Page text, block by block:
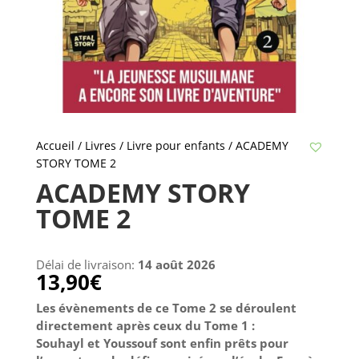
Accueil / Livres / Livre pour enfants / ACADEMY
STORY TOME 2
ACADEMY STORY
TOME 2
Délai de livraison: 14 août 2026
13,90€
Les évènements de ce Tome 2 se déroulent
directement après ceux du Tome 1 :
Souhayl et Youssouf sont enfin prêts pour